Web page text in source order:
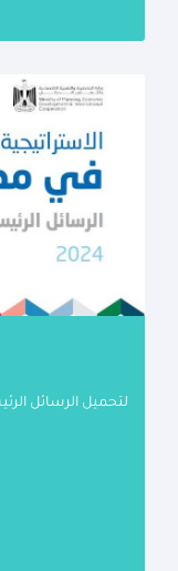
لتحميل الرسائل